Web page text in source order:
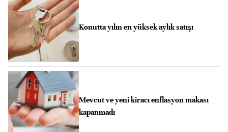
Konutta yılın en yüksek aylık satışı
Mevcut ve yeni kiracı enflasyon makası
kapanmadı